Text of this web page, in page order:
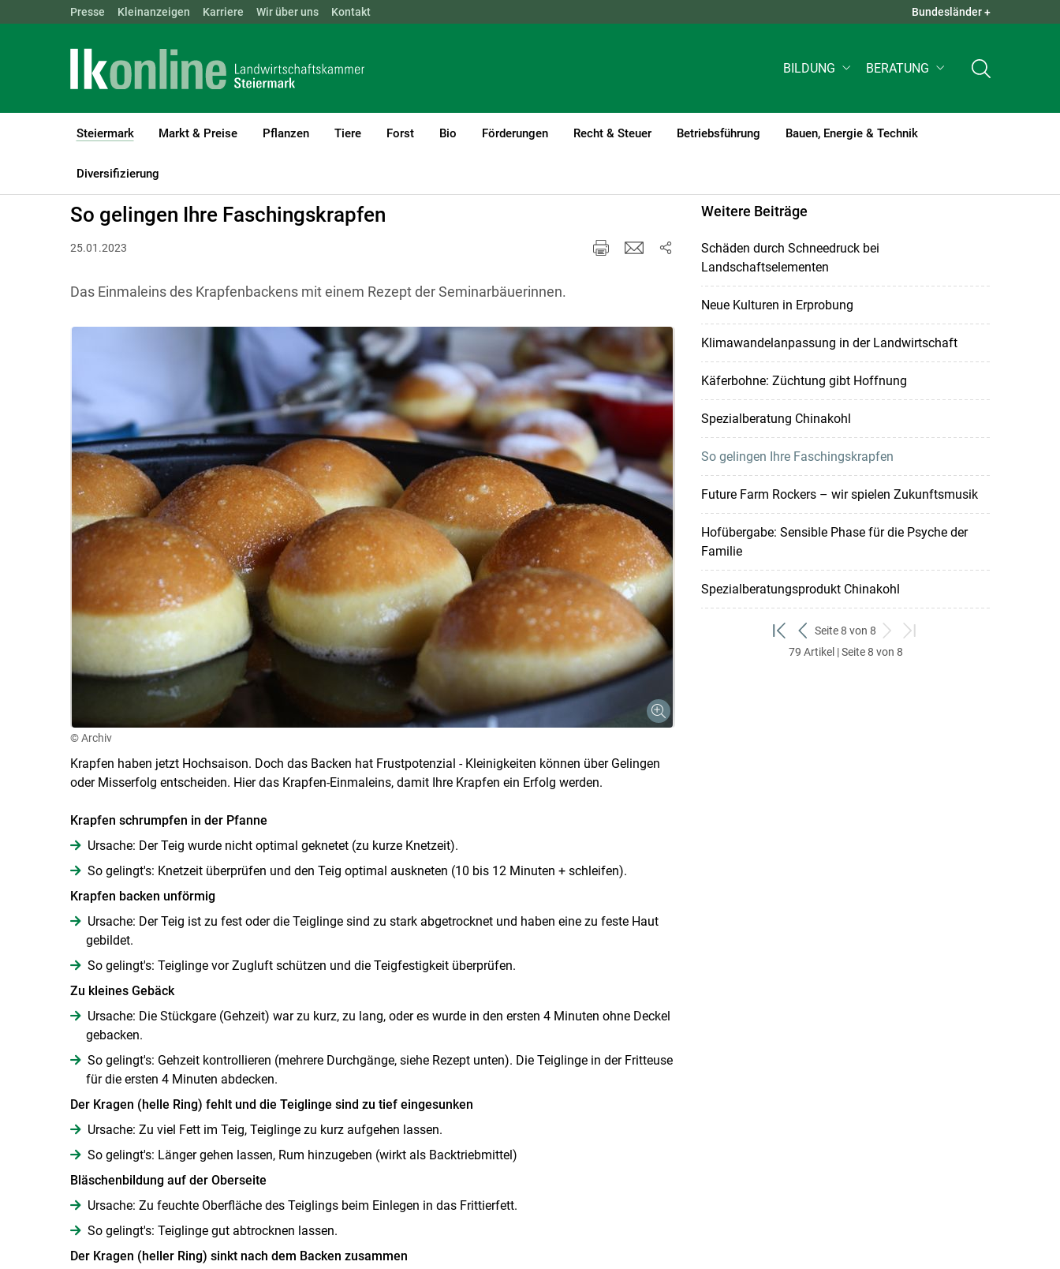
Skip to main content
Landwirtschaftskammern: ÖSTERREICH BGLD KTN NÖ QUICK LINKS +
Presse Kleinanzeigen Karriere Wir über uns Kontakt Bundesländer +
BILDUNG BERATUNG
Steiermark
(current)1
Markt & Preise Pflanzen Tiere Forst Bio Förderungen Recht & Steuer Betriebsführung Bauen, Energie & Technik
Diversifizierung
LK Steiermark Steiermark
So gelingen Ihre Faschingskrapfen
25.01.2023
Das Einmaleins des Krapfenbackens mit einem Rezept der Seminarbäuerinnen.
© Archiv
Krapfen haben jetzt Hochsaison. Doch das Backen hat Frustpotenzial - Kleinigkeiten können über Gelingen
oder Misserfolg entscheiden. Hier das Krapfen-Einmaleins, damit Ihre Krapfen ein Erfolg werden.
Krapfen schrumpfen in der Pfanne
Ursache: Der Teig wurde nicht optimal geknetet (zu kurze Knetzeit).
So gelingt's: Knetzeit überprüfen und den Teig optimal auskneten (10 bis 12 Minuten + schleifen).
Krapfen backen unförmig
Ursache: Der Teig ist zu fest oder die Teiglinge sind zu stark abgetrocknet und haben eine zu feste Haut
gebildet.
So gelingt's: Teiglinge vor Zugluft schützen und die Teigfestigkeit überprüfen.
Zu kleines Gebäck
Ursache: Die Stückgare (Gehzeit) war zu kurz, zu lang, oder es wurde in den ersten 4 Minuten ohne Deckel
gebacken.
So gelingt's: Gehzeit kontrollieren (mehrere Durchgänge, siehe Rezept unten). Die Teiglinge in der Fritteuse
für die ersten 4 Minuten abdecken.
Der Kragen (helle Ring) fehlt und die Teiglinge sind zu tief eingesunken
Ursache: Zu viel Fett im Teig, Teiglinge zu kurz aufgehen lassen.
So gelingt's: Länger gehen lassen, Rum hinzugeben (wirkt als Backtriebmittel)
Bläschenbildung auf der Oberseite
Ursache: Zu feuchte Oberfläche des Teiglings beim Einlegen in das Frittierfett.
So gelingt's: Teiglinge gut abtrocknen lassen.
Der Kragen (heller Ring) sinkt nach dem Backen zusammen
Weitere Beiträge
Schäden durch Schneedruck bei
Landschaftselementen
Neue Kulturen in Erprobung
Klimawandelanpassung in der Landwirtschaft
Käferbohne: Züchtung gibt Hoffnung
Spezialberatung Chinakohl
So gelingen Ihre Faschingskrapfen
Future Farm Rockers – wir spielen Zukunftsmusik
Hofübergabe: Sensible Phase für die Psyche der
Familie
Spezialberatungsprodukt Chinakohl
zum
ersten
zurück
zum
Seite 8 von 8
weiter
zum
zum
79 Artikel | Seite 8 von 8